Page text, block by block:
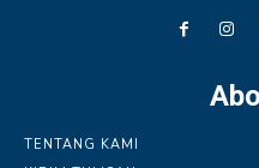
TENTANG KAMI